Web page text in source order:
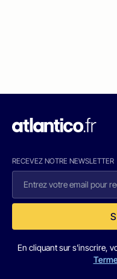
RECEVEZ NOTRE NEWSLETTER
En cliquant sur s'inscrire,